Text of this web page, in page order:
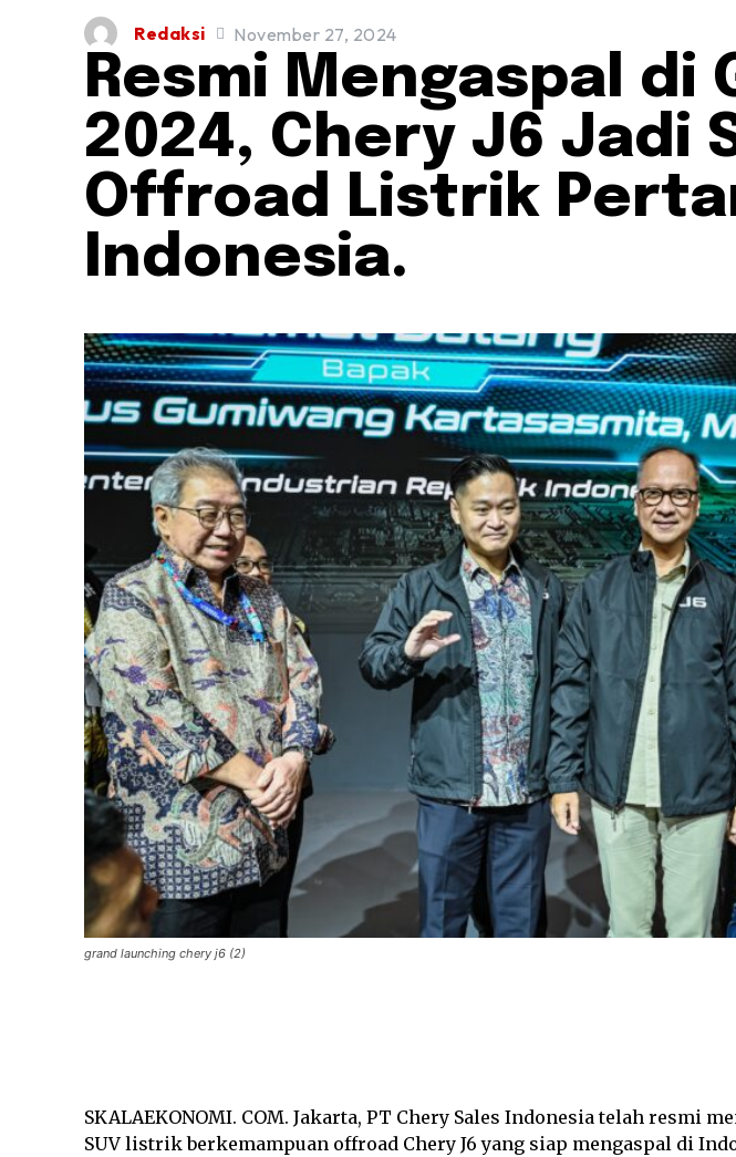
Redaksi November 27, 2024
Resmi Mengaspal di
2024, Chery J6 Jadi
Offroad Listrik
Indonesia.
grand launching chery j6 (2)
SKALAEKONOMI. COM. Jakarta, PT Chery Sales Indonesia telah resmi
SUV listrik berkemampuan offroad Chery J6 yang siap mengaspal di